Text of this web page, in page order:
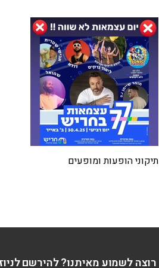
תיקוני הופעות ומופעים
רוצה לשמוע מאיתנו? להירשם